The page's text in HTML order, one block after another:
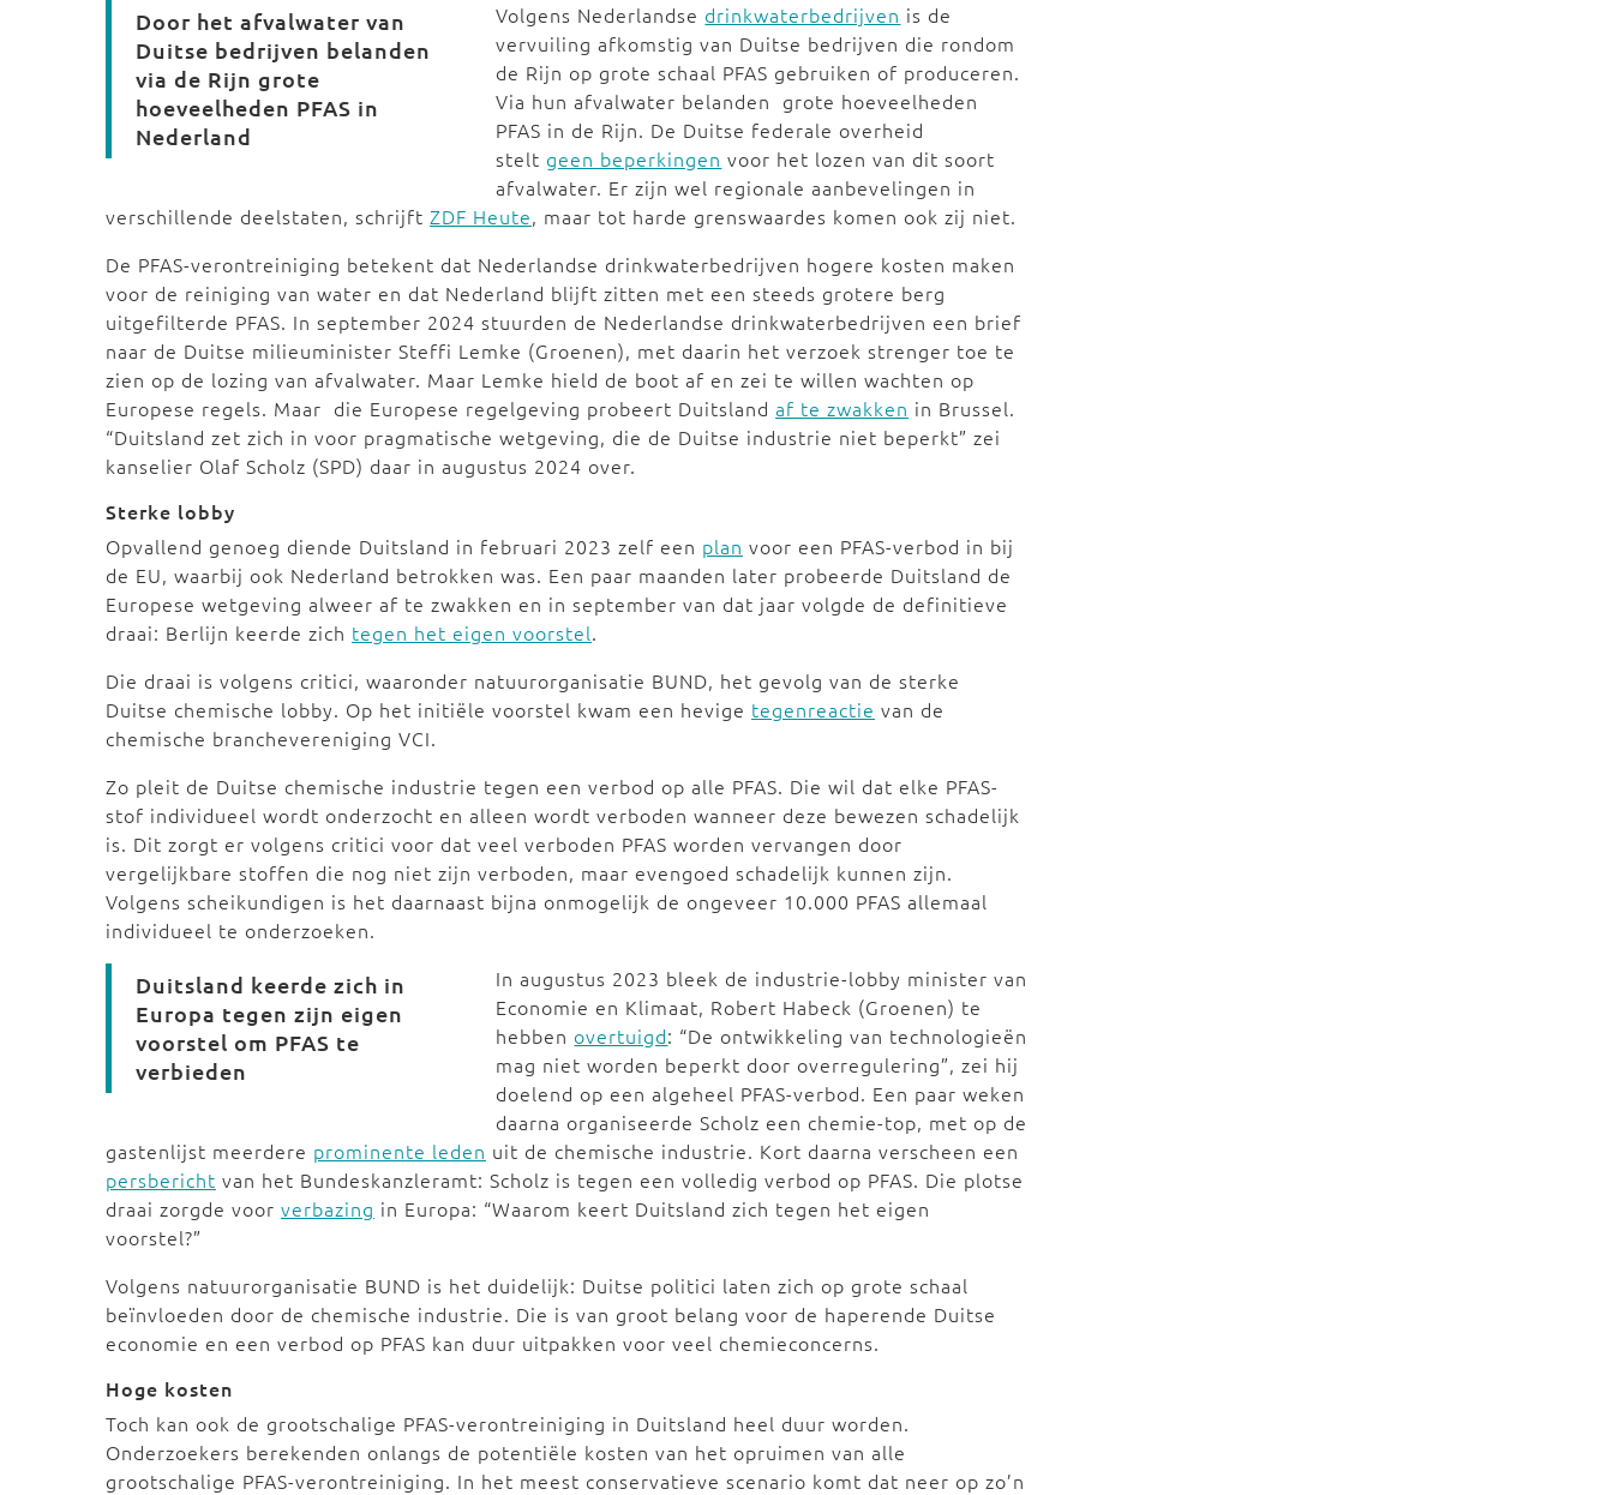
Door het afvalwater van
Duitse bedrijven belanden
via de Rijn grote
hoeveelheden PFAS in
Nederland
Volgens Nederlandse drinkwaterbedrijven is de
vervuiling afkomstig van Duitse bedrijven die rondom
de Rijn op grote schaal PFAS gebruiken of produceren.
Via hun afvalwater belanden grote hoeveelheden
PFAS in de Rijn. De Duitse federale overheid
stelt geen beperkingen voor het lozen van dit soort
afvalwater. Er zijn wel regionale aanbevelingen in
verschillende deelstaten, schrijft ZDF Heute, maar tot harde grenswaardes komen ook zij niet.
De PFAS-verontreiniging betekent dat Nederlandse drinkwaterbedrijven hogere kosten maken
voor de reiniging van water en dat Nederland blijft zitten met een steeds grotere berg
uitgefilterde PFAS. In september 2024 stuurden de Nederlandse drinkwaterbedrijven een brief
naar de Duitse milieuminister Steffi Lemke (Groenen), met daarin het verzoek strenger toe te
zien op de lozing van afvalwater. Maar Lemke hield de boot af en zei te willen wachten op
Europese regels. Maar die Europese regelgeving probeert Duitsland af te zwakken in Brussel.
“Duitsland zet zich in voor pragmatische wetgeving, die de Duitse industrie niet beperkt” zei
kanselier Olaf Scholz (SPD) daar in augustus 2024 over.
Sterke lobby
Opvallend genoeg diende Duitsland in februari 2023 zelf een plan voor een PFAS-verbod in bij
de EU, waarbij ook Nederland betrokken was. Een paar maanden later probeerde Duitsland de
Europese wetgeving alweer af te zwakken en in september van dat jaar volgde de definitieve
draai: Berlijn keerde zich tegen het eigen voorstel.
Die draai is volgens critici, waaronder natuurorganisatie BUND, het gevolg van de sterke
Duitse chemische lobby. Op het initiële voorstel kwam een hevige tegenreactie van de
chemische branchevereniging VCI.
Zo pleit de Duitse chemische industrie tegen een verbod op alle PFAS. Die wil dat elke PFAS-
stof individueel wordt onderzocht en alleen wordt verboden wanneer deze bewezen schadelijk
is. Dit zorgt er volgens critici voor dat veel verboden PFAS worden vervangen door
vergelijkbare stoffen die nog niet zijn verboden, maar evengoed schadelijk kunnen zijn.
Volgens scheikundigen is het daarnaast bijna onmogelijk de ongeveer 10.000 PFAS allemaal
individueel te onderzoeken.
Duitsland keerde zich in
Europa tegen zijn eigen
voorstel om PFAS te
verbieden
In augustus 2023 bleek de industrie-lobby minister van
Economie en Klimaat, Robert Habeck (Groenen) te
hebben overtuigd: “De ontwikkeling van technologieën
mag niet worden beperkt door overregulering”, zei hij
doelend op een algeheel PFAS-verbod. Een paar weken
daarna organiseerde Scholz een chemie-top, met op de
gastenlijst meerdere prominente leden uit de chemische industrie. Kort daarna verscheen een
persbericht van het Bundeskanzleramt: Scholz is tegen een volledig verbod op PFAS. Die plotse
draai zorgde voor verbazing in Europa: “Waarom keert Duitsland zich tegen het eigen
voorstel?”
Volgens natuurorganisatie BUND is het duidelijk: Duitse politici laten zich op grote schaal
beïnvloeden door de chemische industrie. Die is van groot belang voor de haperende Duitse
economie en een verbod op PFAS kan duur uitpakken voor veel chemieconcerns.
Hoge kosten
Toch kan ook de grootschalige PFAS-verontreiniging in Duitsland heel duur worden.
Onderzoekers berekenden onlangs de potentiële kosten van het opruimen van alle
grootschalige PFAS-verontreiniging. In het meest conservatieve scenario komt dat neer op zo’n